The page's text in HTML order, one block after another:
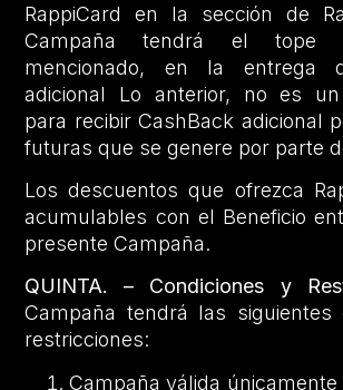
RappiCard en la sección de
Campaña tendrá el tope
mencionado, en la entrega
adicional Lo anterior, no es un
para recibir CashBack adicional
futuras que se genere por parte
Los descuentos que ofrezca
acumulables con el Beneficio
presente Campaña.
QUINTA. – Condiciones y
Campaña tendrá las siguientes
restricciones:
Campaña válida